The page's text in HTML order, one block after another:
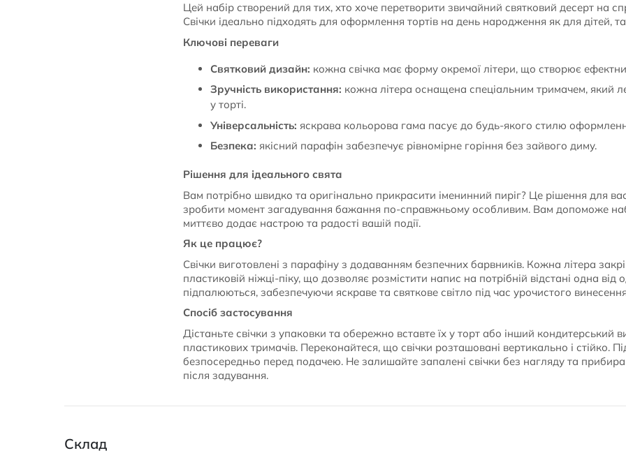
Цей набір створений для тих, хто хоче перетворити звичайний святковий десерт на
Свічки ідеально підходять для оформлення тортів на день народження як для дітей,
Ключові переваги
Святковий дизайн: кожна свічка має форму окремої літери, що створює
Зручність використання: кожна літера оснащена спеціальним тримачем, який
у торті.
Універсальність: яскрава кольорова гама пасує до будь-якого стилю
Безпека: якісний парафін забезпечує рівномірне горіння без зайвого диму.
Рішення для ідеального свята
Вам потрібно швидко та оригінально прикрасити іменинний пиріг? Це рішення для
зробити момент загадування бажання по-справжньому особливим. Вам допоможе
миттєво додає настрою та радості вашій події.
Як це працює?
Свічки виготовлені з парафіну з додаванням безпечних барвників. Кожна літера
пластиковій ніжці-піку, що дозволяє розмістити напис на потрібній відстані одна від
підпалюються, забезпечуючи яскраве та святкове світло під час урочистого
Спосіб застосування
Дістаньте свічки з упаковки та обережно вставте їх у торт або інший кондитерський
пластикових тримачів. Переконайтеся, що свічки розташовані вертикально і стійко.
безпосередньо перед подачею. Не залишайте запалені свічки без нагляду та
після задування.
Склад